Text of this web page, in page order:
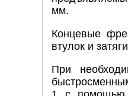
мм.
Концевые
втулок и
При